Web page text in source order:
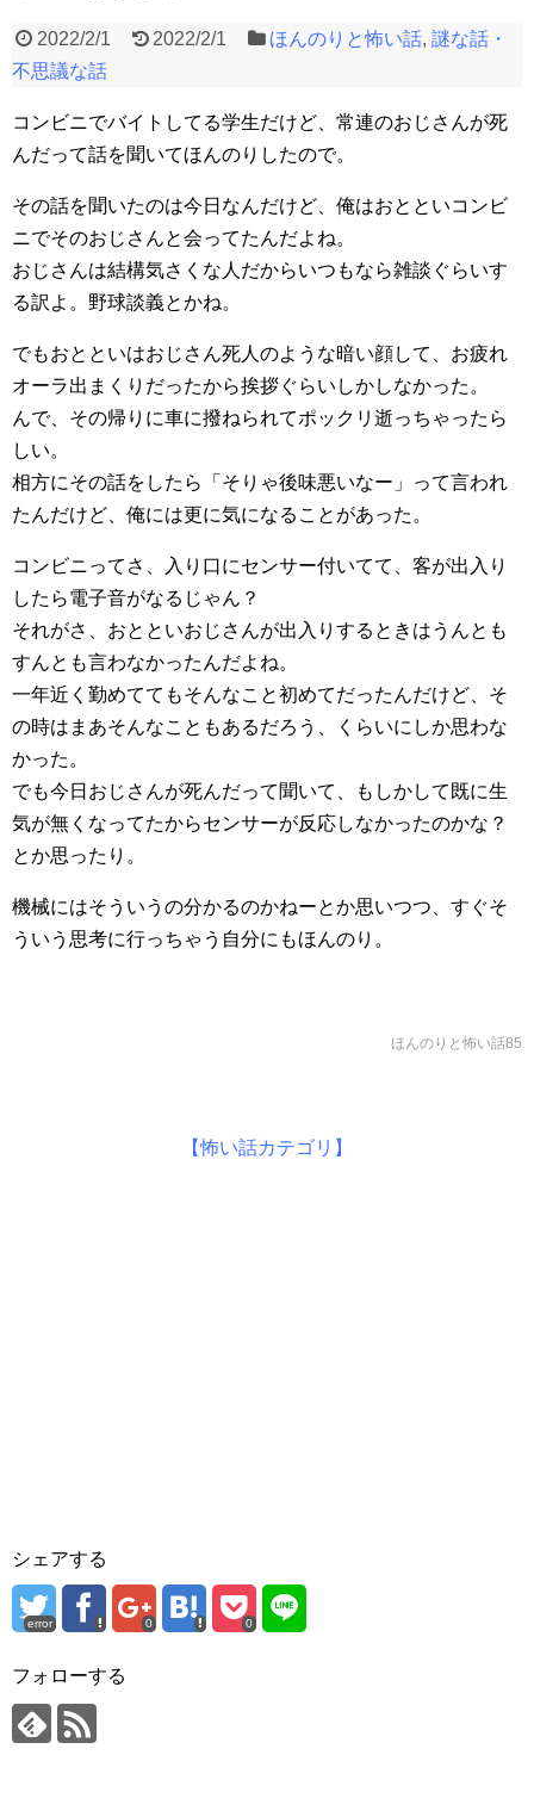
2022/2/1 2022/2/1 ほんのりと怖い話,謎な話・
不思議な話
コンビニでバイトしてる学生だけど、常連のおじさんが死
んだって話を聞いてほんのりしたので。
その話を聞いたのは今日なんだけど、俺はおとといコンビ
ニでそのおじさんと会ってたんだよね。
おじさんは結構気さくな人だからいつもなら雑談ぐらいす
る訳よ。野球談義とかね。
でもおとといはおじさん死人のような暗い顔して、お疲れ
オーラ出まくりだったから挨拶ぐらいしかしなかった。
んで、その帰りに車に撥ねられてポックリ逝っちゃったら
しい。
相方にその話をしたら「そりゃ後味悪いなー」って言われ
たんだけど、俺には更に気になることがあった。
コンビニってさ、入り口にセンサー付いてて、客が出入り
したら電子音がなるじゃん？
それがさ、おとといおじさんが出入りするときはうんとも
すんとも言わなかったんだよね。
一年近く勤めててもそんなこと初めてだったんだけど、そ
の時はまあそんなこともあるだろう、くらいにしか思わな
かった。
でも今日おじさんが死んだって聞いて、もしかして既に生
気が無くなってたからセンサーが反応しなかったのかな？
とか思ったり。
機械にはそういうの分かるのかねーとか思いつつ、すぐそ
ういう思考に行っちゃう自分にもほんのり。
ほんのりと怖い話85
【怖い話カテゴリ】
シェアする
error 0 0
フォローする